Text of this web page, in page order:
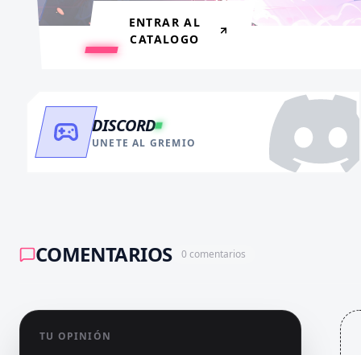
ENTRAR AL
CATALOGO
DISCORD
UNETE AL GREMIO
COMENTARIOS 0 comentarios
TU OPINIÓN